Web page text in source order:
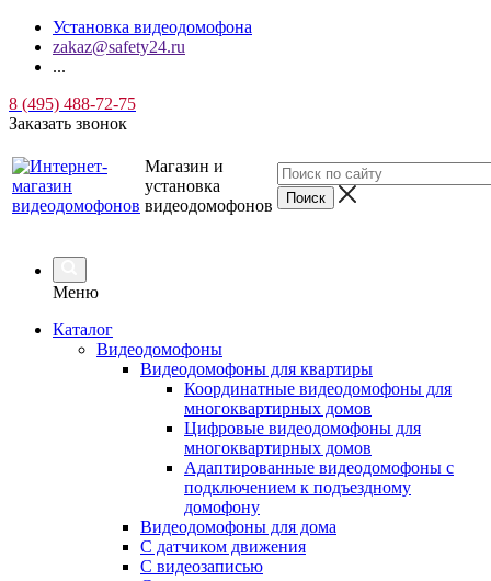
Установка видеодомофона
zakaz@safety24.ru
...
8 (495) 488-72-75
Заказать звонок
Магазин и
установка
видеодомофонов
Меню
Каталог
Видеодомофоны
Видеодомофоны для квартиры
Координатные видеодомофоны для
многоквартирных домов
Цифровые видеодомофоны для
многоквартирных домов
Адаптированные видеодомофоны с
подключением к подъездному
домофону
Видеодомофоны для дома
С датчиком движения
С видеозаписью